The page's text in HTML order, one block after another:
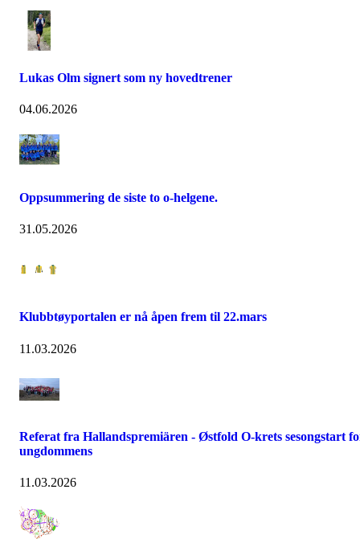
Lukas Olm signert som ny hovedtrener
04.06.2026
Oppsummering de siste to o-helgene.
31.05.2026
Klubbtøyportalen er nå åpen frem til 22.mars
11.03.2026
Referat fra Hallandspremiären - Østfold O-krets sesongstart
ungdommens
11.03.2026